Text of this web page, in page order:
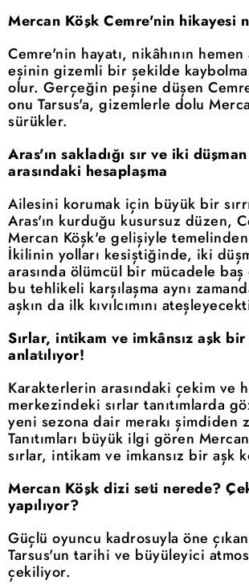
Mercan Köşk Cemre'nin hikayesi
Cemre'nin hayatı, nikâhının hemen
eşinin gizemli bir şekilde
olur. Gerçeğin peşine düşen
onu Tarsus'a, gizemlerle dolu
sürükler.
Aras'ın sakladığı sır ve iki
arasındaki hesaplaşma
Ailesini korumak için büyük bir
Aras'ın kurduğu kusursuz düzen,
Mercan Köşk'e gelişiyle temelinden
İkilinin yolları kesiştiğinde, iki
arasında ölümcül bir mücadele
bu tehlikeli karşılaşma aynı
aşkın da ilk kıvılcımını
Sırlar, intikam ve imkânsız aşk
anlatılıyor!
Karakterlerin arasındaki çekim ve
merkezindeki sırlar tanıtımlarda
yeni sezona dair merakı şimdiden
Tanıtımları büyük ilgi gören
sırlar, intikam ve imkansız bir aşk
Mercan Köşk dizi seti nerede?
yapılıyor?
Güçlü oyuncu kadrosuyla öne
Tarsus'un tarihi ve büyüleyici
çekiliyor.